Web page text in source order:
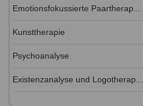
Emotionsfokussierte Paartherap...
Kunsttherapie
Psychoanalyse
Existenzanalyse und Logotherap...